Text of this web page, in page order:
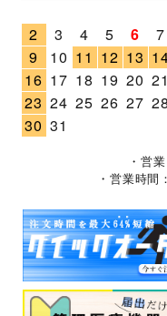
2
3 4 5 6 7
9
10 11 12 13
16 17 18 19 20 21
23 24 25 26 27 28
30 31
・営
・営業時